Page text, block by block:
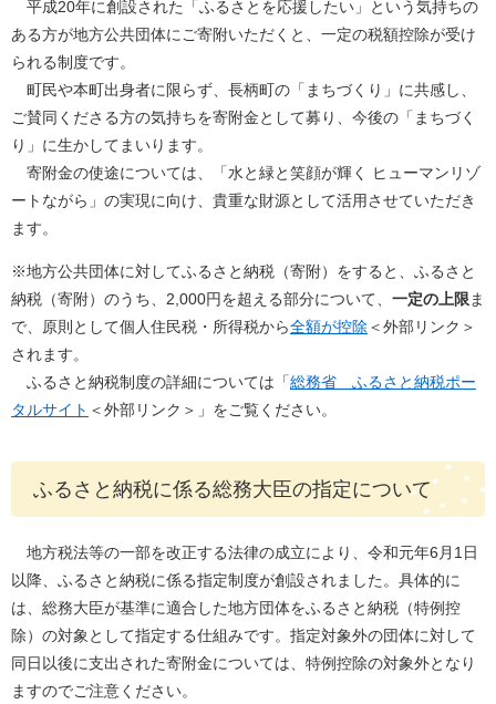
平成20年に創設された「ふるさとを応援したい」という気持ちの
ある方が地方公共団体にご寄附いただくと、一定の税額控除が受け
られる制度です。
町民や本町出身者に限らず、長柄町の「まちづくり」に共感し、
ご賛同くださる方の気持ちを寄附金として募り、今後の「まちづく
り」に生かしてまいります。
寄附金の使途については、「水と緑と笑顔が輝く ヒューマンリゾ
ートながら」の実現に向け、貴重な財源として活用させていただき
ます。
※地方公共団体に対してふるさと納税（寄附）をすると、ふるさと
納税（寄附）のうち、2,000円を超える部分について、 一定の上限 ま
で、原則として個人住民税・所得税から全額が控除 ＜外部リンク＞
されます。
ふるさと納税制度の詳細については「総務省 ふるさと納税ポー
タルサイト ＜外部リンク＞ 」をご覧ください。
ふるさと納税に係る総務大臣の指定について
地方税法等の一部を改正する法律の成立により、令和元年6月1日
以降、ふるさと納税に係る指定制度が創設されました。具体的に
は、総務大臣が基準に適合した地方団体をふるさと納税（特例控
除）の対象として指定する仕組みです。指定対象外の団体に対して
同日以後に支出された寄附金については、特例控除の対象外となり
ますのでご注意ください。